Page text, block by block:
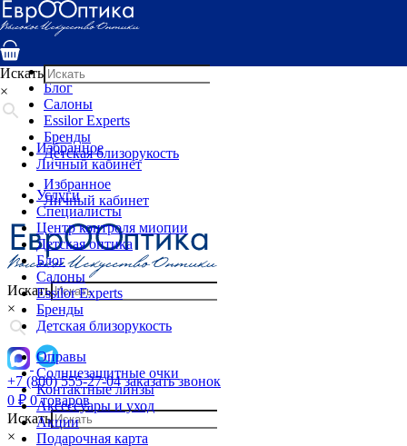
Услуги
Специалисты
Детская оптика
Блог
Салоны
Essilor Experts
Бренды
Детская близорукость
Избранное
Личный кабинет
Искать
×
+7 (800) 555-27-04 заказать звонок
0 ₽ 0 товаров
Искать
×
Искать
×
Избранное
Личный кабинет
Услуги
Специалисты
Центр контроля миопии
Детская оптика
Блог
Салоны
Essilor Experts
Бренды
Детская близорукость
Оправы
Солнцезащитные очки
Контактные линзы
Аксессуары и уход
Акции
Подарочная карта